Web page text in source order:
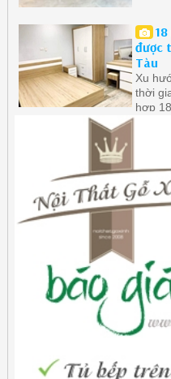
được
Tàu
Xu
thời
hợp